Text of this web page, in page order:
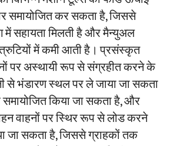
समायोजित कर सकता है, जिससे
में सहायता मिलती है और मैन्युअल
में कमी आती है। प्रसंस्कृत
पर अस्थायी रूप से संग्रहीत करने के
से भंडारण स्थल पर ले जाया जा सकता
किया जा सकता है, और
वाहनों पर स्थिर रूप से लोड करने
जा सकता है, जिससे ग्राहकों तक